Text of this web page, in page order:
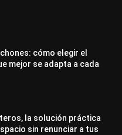
cómo elegir el
mejor se adapta a cada
la solución práctica
sin renunciar a tus